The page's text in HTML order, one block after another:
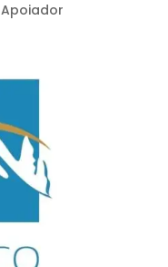
Apoiador